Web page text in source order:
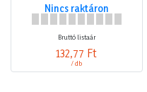
Nincs raktáron
Bruttó listaár
132,77 Ft
/ db